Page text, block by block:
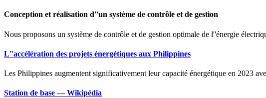
Conception et réalisation d''un système de contrôle et de gestion
Nous proposons un système de contrôle et de gestion optimale de l''énergie
L''accélération des projets énergétiques aux Philippines
Les Philippines augmentent significativement leur capacité énergétique en 2023
Station de base — Wikipédia